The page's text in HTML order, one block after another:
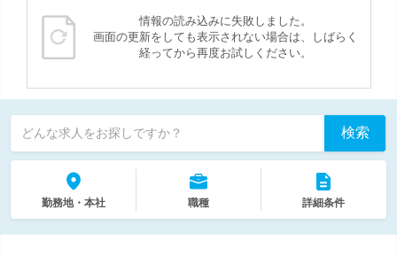
情報の読み込みに失敗しました。
画面の更新をしても表示されない場合は、しばらく
経ってから再度お試しください。
どんな求人をお探しですか？ 検索
勤務地・本社 職種 詳細条件